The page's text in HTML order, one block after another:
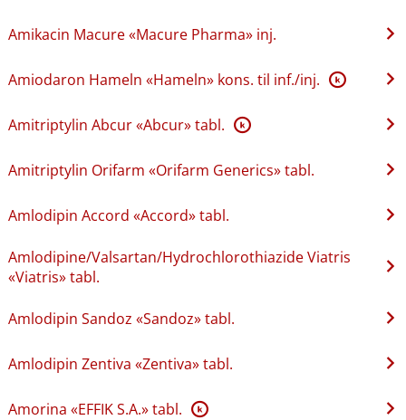
Amikacin Macure «Macure Pharma» inj.
Amiodaron Hameln «Hameln» kons. til inf.​/​inj. K
Amitriptylin Abcur «Abcur» tabl. K
Amitriptylin Orifarm «Orifarm Generics» tabl.
Amlodipin Accord «Accord» tabl.
Amlodipine​/​Valsartan​/​Hydrochlorothiazide Viatris
«Viatris» tabl.
Amlodipin Sandoz «Sandoz» tabl.
Amlodipin Zentiva «Zentiva» tabl.
Amorina «EFFIK S.A.» tabl. K